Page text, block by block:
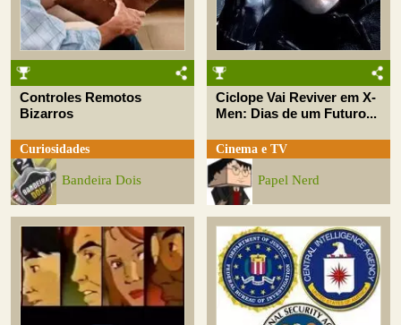
Controles Remotos
Bizarros
Curiosidades
Bandeira Dois
Ciclope Vai Reviver em X-
Men: Dias de um Futuro...
Cinema e TV
Papel Nerd